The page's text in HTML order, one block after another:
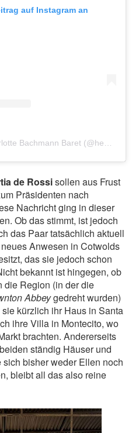
auf Instagram an
Ein Beitrag geteilt von Charlotte Bachmann Baret (@heythisischarlotte)
de Rossisollen aus Frust
Präsidenten nach
Nachricht ging in dieser
Ob das stimmt, ist jedoch
das Paar tatsächlich aktuell
Anwesen in Cotwolds
das sie jedoch schon
bekannt ist hingegen, ob
die Region (in der die
Abbeygedreht wurden)
kürzlich ihr Haus in Santa
ihre Villa in Montecito, wo
brachten. Andererseits
ständig Häuser und
bisher weder Ellen noch
bleibt all das also reine